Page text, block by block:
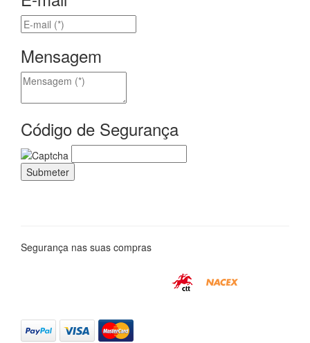
Mensagem
Código de Segurança
Segurança nas suas compras